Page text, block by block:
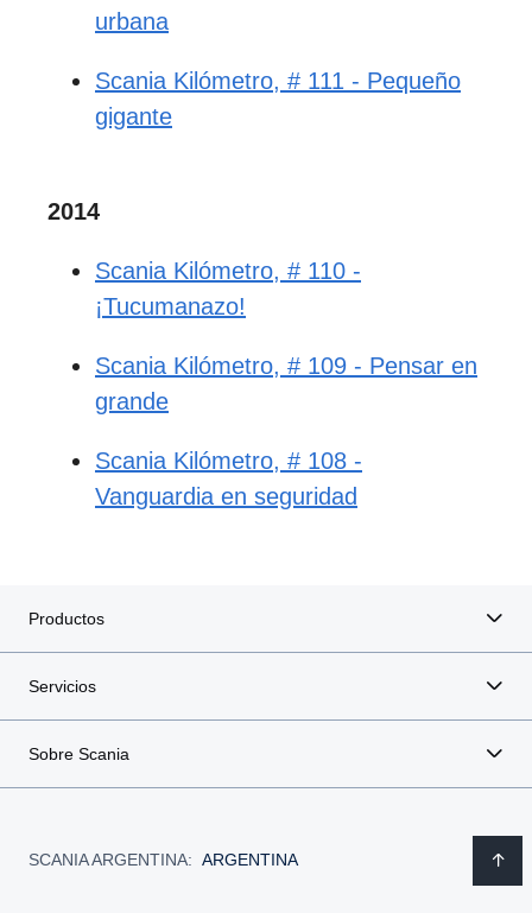
urbana
Scania Kilómetro, # 111 - Pequeño
gigante
2014
Scania Kilómetro, # 110 -
¡Tucumanazo!
Scania Kilómetro, # 109 - Pensar en
grande
Scania Kilómetro, # 108 -
Vanguardia en seguridad
Productos
Servicios
Sobre Scania
SCANIA ARGENTINA: ARGENTINA